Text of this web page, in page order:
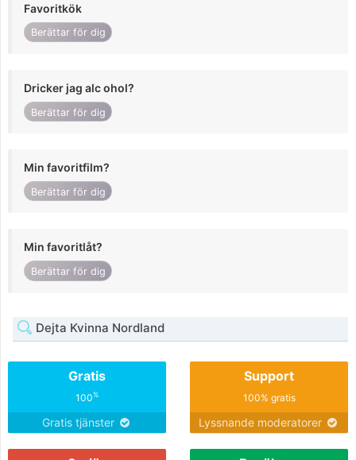
Favoritkök
Berättar för dig
Dricker jag alc ohol?
Berättar för dig
Min favoritfilm?
Berättar för dig
Min favoritlåt?
Berättar för dig
Dejta Kvinna Nordland
Gratis
100%
Gratis tjänster
Support
100% gratis
Lyssnande moderatorer